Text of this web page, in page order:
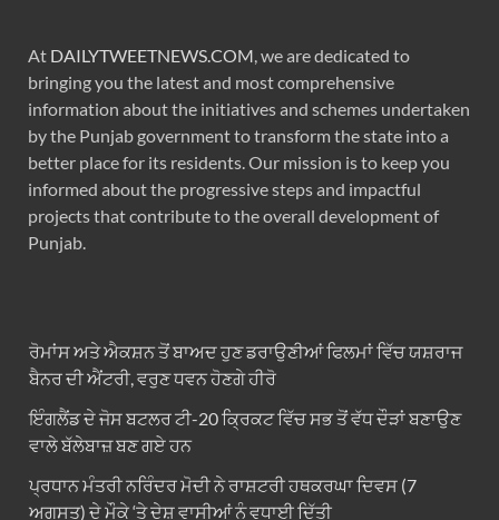
At DAILYTWEETNEWS.COM, we are dedicated to
bringing you the latest and most comprehensive
information about the initiatives and schemes undertaken
by the Punjab government to transform the state into a
better place for its residents. Our mission is to keep you
informed about the progressive steps and impactful
projects that contribute to the overall development of
Punjab.
ਰੋਮਾਂਸ ਅਤੇ ਐਕਸ਼ਨ ਤੋਂ ਬਾਅਦ ਹੁਣ ਡਰਾਉਣੀਆਂ ਫਿਲਮਾਂ ਵਿੱਚ ਯਸ਼ਰਾਜ
ਬੈਨਰ ਦੀ ਐਂਟਰੀ, ਵਰੁਣ ਧਵਨ ਹੋਣਗੇ ਹੀਰੋ
ਇੰਗਲੈਂਡ ਦੇ ਜੋਸ ਬਟਲਰ ਟੀ-20 ਕ੍ਰਿਕਟ ਵਿੱਚ ਸਭ ਤੋਂ ਵੱਧ ਦੌੜਾਂ ਬਣਾਉਣ
ਵਾਲੇ ਬੱਲੇਬਾਜ਼ ਬਣ ਗਏ ਹਨ
ਪ੍ਰਧਾਨ ਮੰਤਰੀ ਨਰਿੰਦਰ ਮੋਦੀ ਨੇ ਰਾਸ਼ਟਰੀ ਹਥਕਰਘਾ ਦਿਵਸ (7
ਅਗਸਤ) ਦੇ ਮੌਕੇ ‘ਤੇ ਦੇਸ਼ ਵਾਸੀਆਂ ਨੂੰ ਵਧਾਈ ਦਿੱਤੀ